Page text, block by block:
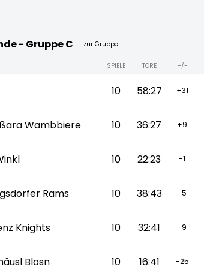
- Gruppe C - zur Gruppe
SPIELE TORE +/-
10 58:27 +31
Wambbiere 10 36:27 +9
10 22:23 -1
Rams 10 38:43 -5
Knights 10 32:41 -9
Blosn 10 16:41 -25